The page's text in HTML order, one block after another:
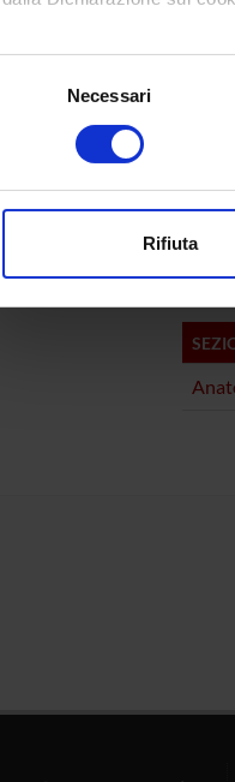
Con il tuo consenso,
raccogliere
digitali).
modificare o ritirare il tuo
di analisi dei dati web,
che hanno raccolto dal tuo
Necessari
Rifiuta